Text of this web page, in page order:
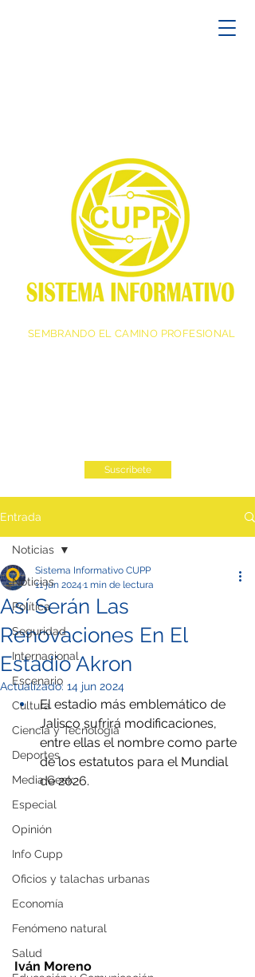
SEMBRANDO EL CAMINO PROFESIONAL
Suscribete
Entrada
Noticias
Política
Seguridad
Internacional
Escenario
Cultura
Ciencia y Tecnología
Deportes
Media Geek
Especial
Opinión
Info Cupp
Oficios y talachas urbanas
Economía
Fenómeno natural
Salud
Noticias
Así Serán Las
Renovaciones En El
Estadio Akron
Sistema Informativo CUPP
11 jun 2024 1 min de lectura
Actualizado: 14 jun 2024
El estadio más emblemático de
Jalisco sufrirá modificaciones,
entre ellas el nombre como parte
de los estatutos para el Mundial
de 2026.
Iván Moreno